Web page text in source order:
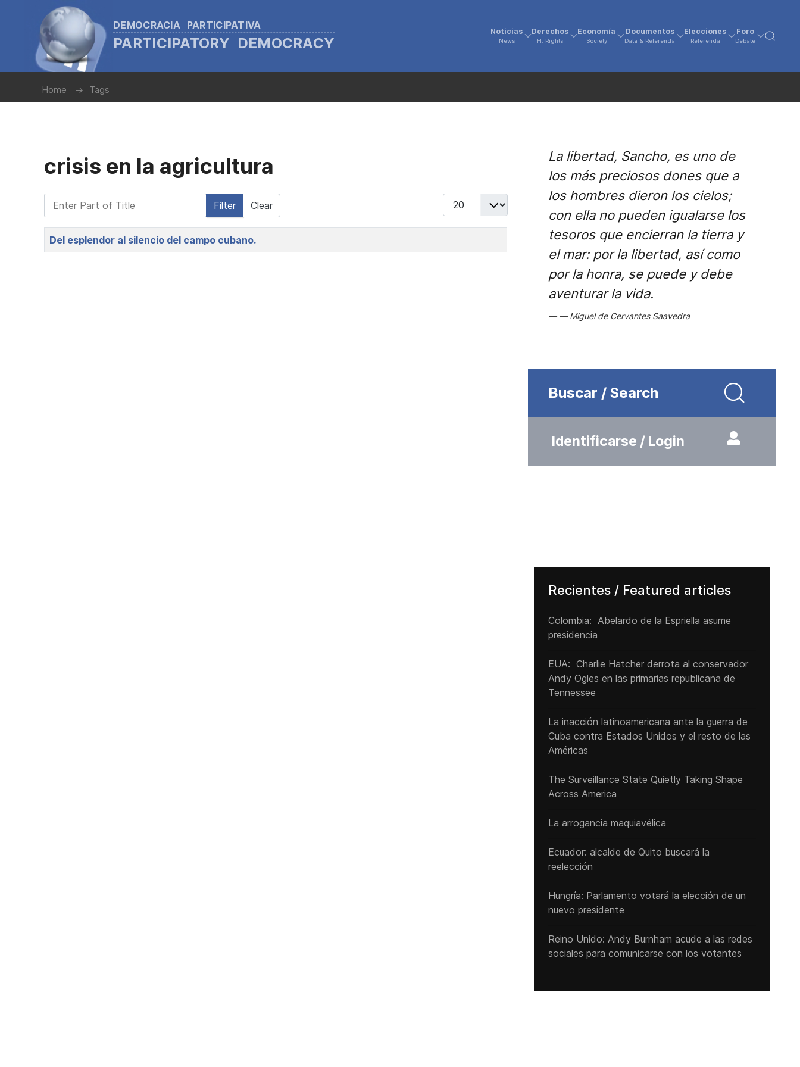
DEMOCRACIA PARTICIPATIVA
PARTICIPATORY DEMOCRACY
Noticias
News
Derechos
H. Rights
Economía
Society
Documentos
Data & Referenda
Elecciones
Referenda
Foro
Debate
Home Tags
crisis en la agricultura
Enter Part of Title Filter Clear Display #
Title
Del esplendor al silencio del campo cubano.
La libertad, Sancho, es uno de
los más preciosos dones que a
los hombres dieron los cielos;
con ella no pueden igualarse los
tesoros que encierran la tierra y
el mar: por la libertad, así como
por la honra, se puede y debe
aventurar la vida.
Miguel de Cervantes Saavedra
Buscar / Search
Identificarse / Login
Recientes / Featured articles
Colombia: Abelardo de la Espriella asume
presidencia
EUA: Charlie Hatcher derrota al conservador
Andy Ogles en las primarias republicana de
Tennessee
La inacción latinoamericana ante la guerra de
Cuba contra Estados Unidos y el resto de las
Américas
The Surveillance State Quietly Taking Shape
Across America
La arrogancia maquiavélica
Ecuador: alcalde de Quito buscará la
reelección
Hungría: Parlamento votará la elección de un
nuevo presidente
Reino Unido: Andy ‌Burnham acude a las redes
sociales para comunicarse con los votantes